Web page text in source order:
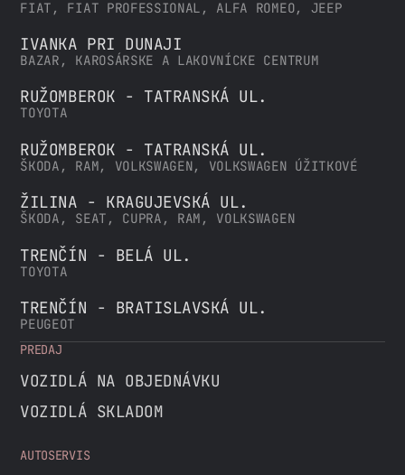
FIAT, FIAT PROFESSIONAL, ALFA ROMEO, JEEP
IVANKA PRI DUNAJI
BAZAR, KAROSÁRSKE A LAKOVNÍCKE CENTRUM
RUŽOMBEROK - TATRANSKÁ UL.
TOYOTA
RUŽOMBEROK - TATRANSKÁ UL.
ŠKODA, RAM, VOLKSWAGEN, VOLKSWAGEN ÚŽITKOVÉ
ŽILINA - KRAGUJEVSKÁ UL.
ŠKODA, SEAT, CUPRA, RAM, VOLKSWAGEN
TRENČÍN - BELÁ UL.
TOYOTA
TRENČÍN - BRATISLAVSKÁ UL.
PEUGEOT
PREDAJ
VOZIDLÁ NA OBJEDNÁVKU
VOZIDLÁ SKLADOM
AUTOSERVIS